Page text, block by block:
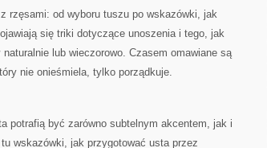
rzęsami: od wyboru tuszu po wskazówki, jak
się triki dotyczące unoszenia i tego, jak
lub wieczorowo. Czasem omawiane są
nie onieśmiela, tylko porządkuje.
potrafią być zarówno subtelnym akcentem, jak i
wskazówki, jak przygotować usta przez